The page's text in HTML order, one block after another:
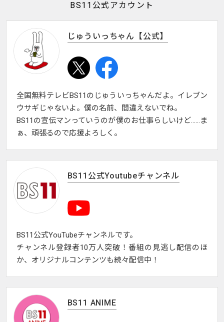
BS11公式アカウント
じゅういっちゃん【公式】
全国無料テレビBS11のじゅういっちゃんだよ。イレブン
ウサギじゃないよ。僕の名前、間違えないでね。
BS11の宣伝マンっていうのが僕のお仕事らしいけど……ま
ぁ、頑張るので応援よろしく。
BS11公式Youtubeチャンネル
BS11公式YouTubeチャンネルです。
チャンネル登録者10万人突破！番組の見逃し配信のほ
か、オリジナルコンテンツも続々配信中！
BS11 ANIME